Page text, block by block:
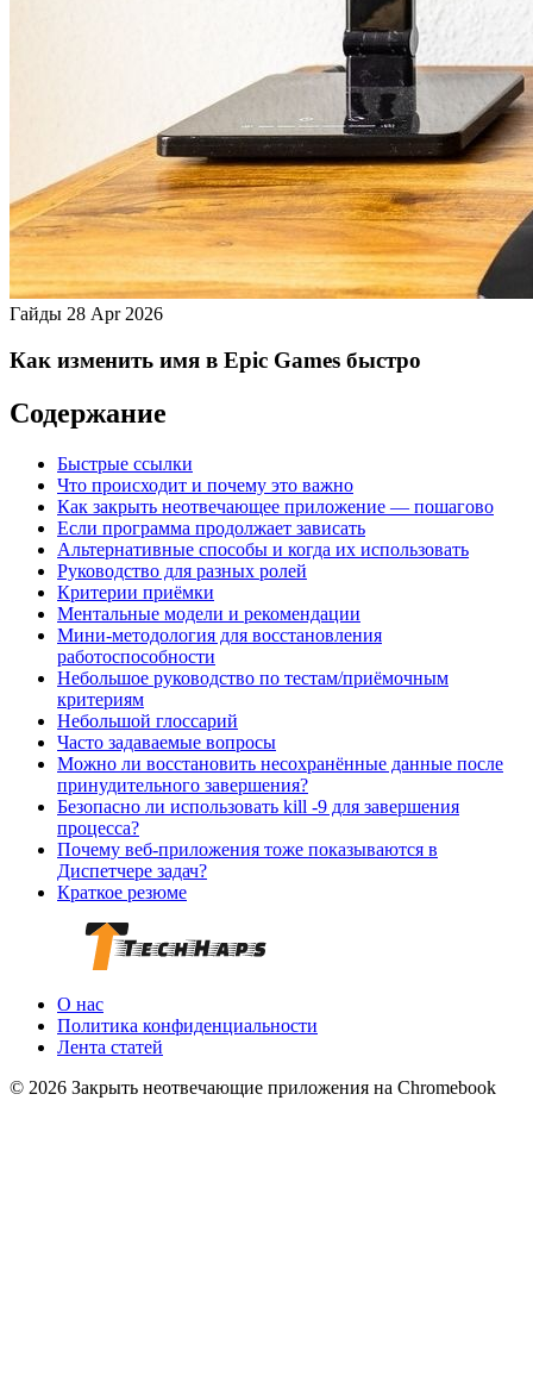
Гайды 28 Apr 2026
Как изменить имя в Epic Games быстро
Содержание
Быстрые ссылки
Что происходит и почему это важно
Как закрыть неотвечающее приложение — пошагово
Если программа продолжает зависать
Альтернативные способы и когда их использовать
Руководство для разных ролей
Критерии приёмки
Ментальные модели и рекомендации
Мини-методология для восстановления
работоспособности
Небольшое руководство по тестам/приёмочным
критериям
Небольшой глоссарий
Часто задаваемые вопросы
Можно ли восстановить несохранённые данные после
принудительного завершения?
Безопасно ли использовать kill -9 для завершения
процесса?
Почему веб-приложения тоже показываются в
Диспетчере задач?
Краткое резюме
О нас
Политика конфиденциальности
Лента статей
© 2026 Закрыть неотвечающие приложения на Chromebook